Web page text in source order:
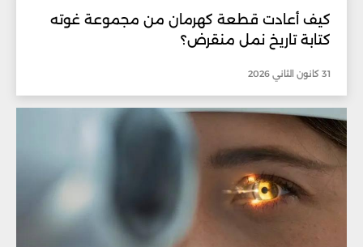
كيف أعادت قطعة كهرمان من مجموعة غوته
كتابة تاريخ نمل منقرض؟
31 كانون الثاني 2026